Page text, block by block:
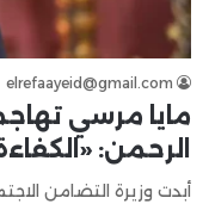
elrefaayeid@gmail.com
مايا مرسي
الرحمن:
أبدت وزيرة التضامن